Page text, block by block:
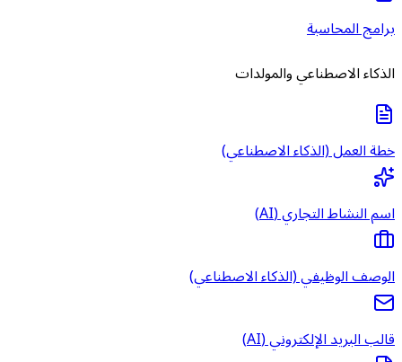
برامج المحاسبة
الذكاء الاصطناعي والمولدات
خطة العمل (الذكاء الاصطناعي)
اسم النشاط التجاري (AI)
الوصف الوظيفي (الذكاء الاصطناعي)
قالب البريد الإلكتروني (AI)